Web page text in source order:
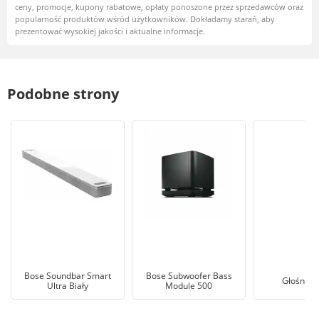
ceny, promocje, kupony rabatowe, opłaty ponoszone przez sprzedawców oraz
popularność produktów wśród użytkowników. Dokładamy starań, aby
prezentować wysokiej jakości i aktualne informacje.
Podobne strony
Bose Soundbar Smart
Ultra Biały
Bose Subwoofer Bass
Module 500
Głośnik